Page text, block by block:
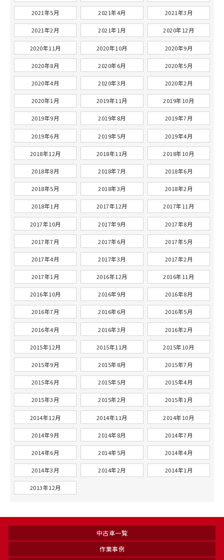
2021年5月 2021年4月 2021年3月
2021年2月 2021年1月 2020年12月
2020年11月 2020年10月 2020年9月
2020年8月 2020年6月 2020年5月
2020年4月 2020年3月 2020年2月
2020年1月 2019年11月 2019年10月
2019年9月 2019年8月 2019年7月
2019年6月 2019年5月 2019年4月
2018年12月 2018年11月 2018年10月
2018年8月 2018年7月 2018年6月
2018年5月 2018年3月 2018年2月
2018年1月 2017年12月 2017年11月
2017年10月 2017年9月 2017年8月
2017年7月 2017年6月 2017年5月
2017年4月 2017年3月 2017年2月
2017年1月 2016年12月 2016年11月
2016年10月 2016年9月 2016年8月
2016年7月 2016年6月 2016年5月
2016年4月 2016年3月 2016年2月
2015年12月 2015年11月 2015年10月
2015年9月 2015年8月 2015年7月
2015年6月 2015年5月 2015年4月
2015年3月 2015年2月 2015年1月
2014年12月 2014年11月 2014年10月
2014年9月 2014年8月 2014年7月
2014年6月 2014年5月 2014年4月
2014年3月 2014年2月 2014年1月
2013年12月
中古車一覧
作業事例